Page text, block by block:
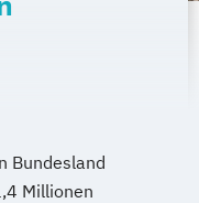
Bundesland
Millionen